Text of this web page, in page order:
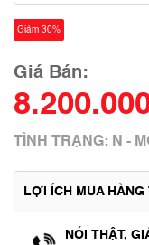
Giảm 30%
Giá Bán:
TÌNH TRẠNG: N -
LỢI ÍCH MUA HÀNG
NÓI THẬT,